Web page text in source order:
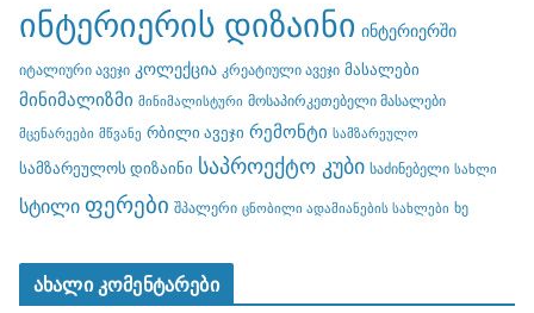
ინტერიერის დიზაინი ინტერიერში
იტალიური ავეჯი კოლექცია კრეატიული ავეჯი მასალები
მინიმალიზმი მინიმალისტური მოსაპირკეთებელი მასალები
მცენარეები მწვანე რბილი ავეჯი რემონტი სამზარეულო
სამზარეულოს დიზაინი საპროექტო კუბი საძინებელი სახლი
სტილი ფერები შპალერი ცნობილი ადამიანების სახლები ხე
ახალი კომენტარები